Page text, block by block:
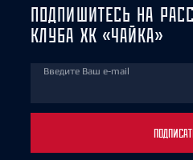
ПОДПИШИТЕСЬ НА
КЛУБА ХК «ЧАЙКА»
Введите Ваш e-mail